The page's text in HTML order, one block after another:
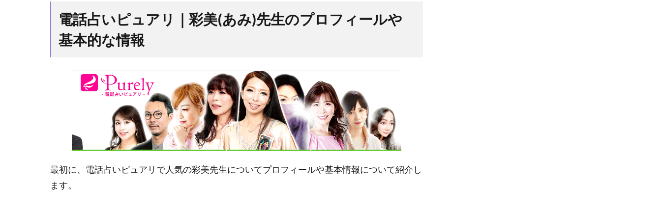
占
い
ピ
ュ
プ
ロ
フ
電話占いピュアリ｜彩美(あみ)先生のプロフィールや
基本的な情報
最初に、電話占いピュアリで人気の彩美先生についてプロフィールや基本情報について紹介し
ます。